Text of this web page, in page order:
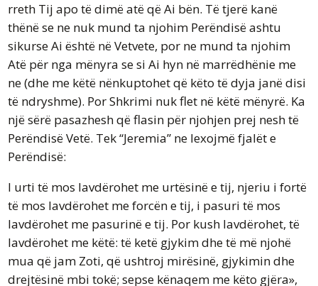
rreth Tij apo të dimë atë që Ai bën. Të tjerë kanë
thënë se ne nuk mund ta njohim Perëndisë ashtu
sikurse Ai është në Vetvete, por ne mund ta njohim
Atë për nga mënyra se si Ai hyn në marrëdhënie me
ne (dhe me këtë nënkuptohet që këto të dyja janë disi
të ndryshme). Por Shkrimi nuk flet në këtë mënyrë. Ka
një sërë pasazhesh që flasin për njohjen prej nesh të
Perëndisë Vetë. Tek “Jeremia” ne lexojmë fjalët e
Perëndisë:
I urti të mos lavdërohet me urtësinë e tij, njeriu i fortë
të mos lavdërohet me forcën e tij, i pasuri të mos
lavdërohet me pasurinë e tij. Por kush lavdërohet, të
lavdërohet me këtë: të ketë gjykim dhe të më njohë
mua që jam Zoti, që ushtroj mirësinë, gjykimin dhe
drejtësinë mbi tokë; sepse kënaqem me këto gjëra»,